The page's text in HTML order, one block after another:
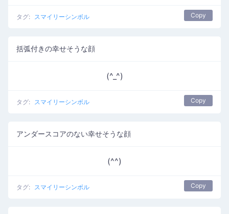
タグ: スマイリーシンボル Copy
括弧付きの幸せそうな顔
(^_^)
タグ: スマイリーシンボル Copy
アンダースコアのない幸せそうな顔
(^^)
タグ: スマイリーシンボル Copy